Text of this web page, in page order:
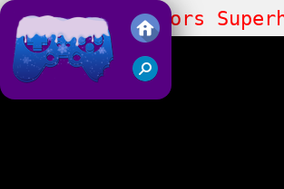
Juegos Friv 2018
Stickman Warriors